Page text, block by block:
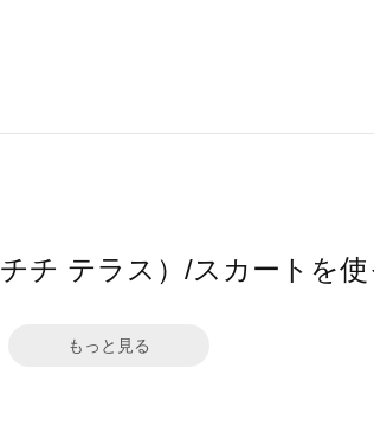
チ テラス）/スカートを
もっと見る